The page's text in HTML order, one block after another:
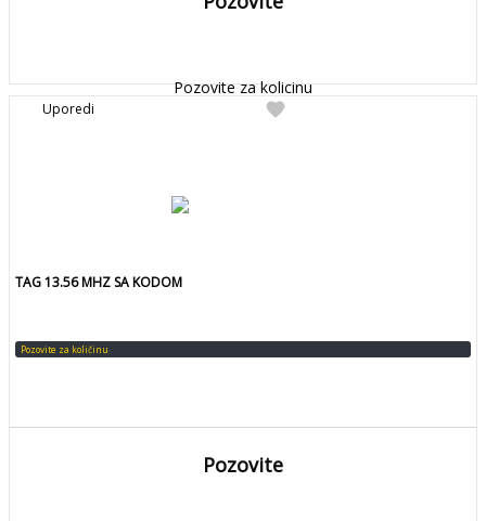
Pozovite za kolicinu
favorite
Uporedi
TAG 13.56 MHZ SA KODOM
Pozovite za količinu
Pozovite